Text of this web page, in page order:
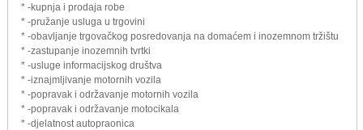
* -kupnja i prodaja robe
* -pružanje usluga u trgovini
* -obavljanje trgovačkog posredovanja na domaćem i inozemnom tržištu
* -zastupanje inozemnih tvrtki
* -usluge informacijskog društva
* -iznajmljivanje motornih vozila
* -popravak i održavanje motornih vozila
* -popravak i održavanje motocikala
* -djelatnost autopraonica